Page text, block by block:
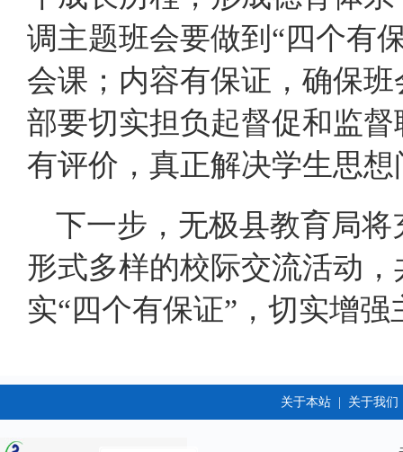
调主题班会要做到“四个有
会课；内容有保证，确保
部要切实担负起督促和监
有评价，真正解决学生思想
下一步，无极县教育局
形式多样的校际交流活动
实“四个有保证”，切实增